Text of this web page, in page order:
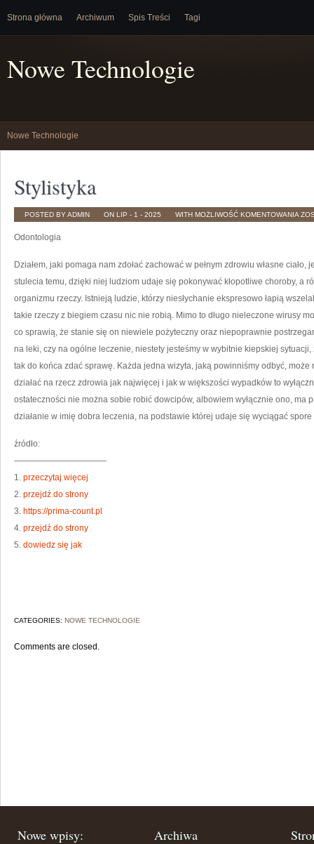
Strona główna Archiwum Spis Treści Tagi
Nowe Technologie
Nowe Technologie
Stylistyka
POSTED BY ADMIN ON LIP - 1 - 2025 WITH MOŻLIWOŚĆ KOMENTOWANIA
Odontologia
Działem, jaki pomaga nam zdołać zachować w pełnym zdrowiu własne ciało,
stulecia temu, dzięki niej ludziom udaje się pokonywać kłopotliwe choroby, a
organizmu rzeczy. Istnieją ludzie, którzy niesłychanie ekspresowo łapią
takie rzeczy z biegiem czasu nic nie robią. Mimo to długo nieleczone wirusy
co sprawią, że stanie się on niewiele pożyteczny oraz niepoprawnie
na leki, czy na ogólne leczenie, niestety jesteśmy w wybitnie kiepskiej
tak do końca zdać sprawę. Każda jedna wizyta, jaką powinniśmy odbyć,
działać na rzecz zdrowia jak najwięcej i jak w większości wypadków to
ostateczności nie można sobie robić dowcipów, albowiem wyłącznie ono, ma
działanie w imię dobra leczenia, na podstawie której udaje się wyciągać
źródło:
———————————
1. przeczytaj więcej
2. przejdź do strony
3. https://prima-count.pl
4. przejdź do strony
5. dowiedz się jak
CATEGORIES: NOWE TECHNOLOGIE
Comments are closed.
Nowe wpisy: Archiwa